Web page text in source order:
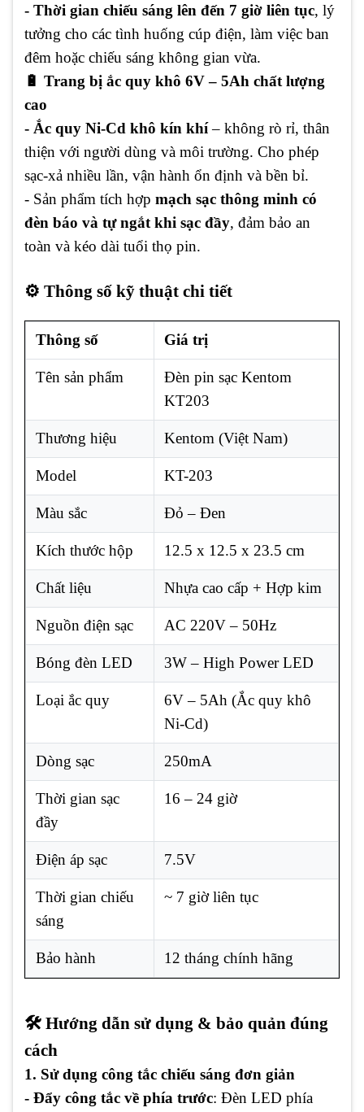
- Thời gian chiếu sáng lên đến 7 giờ liên tục, lý
tưởng cho các tình huống cúp điện, làm việc ban
đêm hoặc chiếu sáng không gian vừa.
🔋 Trang bị ắc quy khô 6V – 5Ah chất lượng
cao
- Ắc quy Ni-Cd khô kín khí– không rò rỉ, thân
thiện với người dùng và môi trường. Cho phép
sạc-xả nhiều lần, vận hành ổn định và bền bỉ.
- Sản phẩm tích hợp mạch sạc thông minh có
đèn báo và tự ngắt khi sạc đầy, đảm bảo an
toàn và kéo dài tuổi thọ pin.
⚙️ Thông số kỹ thuật chi tiết
Thông số Giá trị
Tên sản phẩm
Đèn pin sạc Kentom
KT203
Thương hiệu Kentom (Việt Nam)
Model KT-203
Màu sắc Đỏ – Đen
Kích thước hộp 12.5 x 12.5 x 23.5 cm
Chất liệu Nhựa cao cấp + Hợp kim
Nguồn điện sạc AC 220V – 50Hz
Bóng đèn LED 3W – High Power LED
Loại ắc quy
6V – 5Ah (Ắc quy khô
Ni-Cd)
Dòng sạc 250mA
Thời gian sạc
đầy
16 – 24 giờ
Điện áp sạc 7.5V
Thời gian chiếu
sáng
~ 7 giờ liên tục
Bảo hành 12 tháng chính hãng
🛠️ Hướng dẫn sử dụng & bảo quản đúng
cách
1. Sử dụng công tắc chiếu sáng đơn giản
- Đẩy công tắc về phía trước: Đèn LED phía